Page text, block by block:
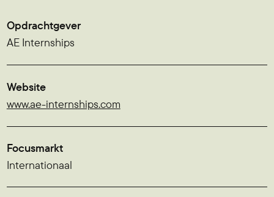
Opdrachtgever
AE Internships
Website
www.ae-internships.com
Focusmarkt
Internationaal